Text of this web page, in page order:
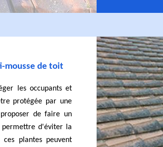
mousse de toit
les occupants et
protégée par une
de faire un
permettre d'éviter la
plantes peuvent